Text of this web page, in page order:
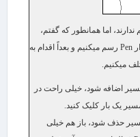
اما همانطور که گفتم،
فعلا یک نمای کلی از آن را با ابزار Pen رسم می​کنیم و بعداً اقدام به
می​کنیم.
اضافه شود، خیلی راحت در
یک بار کلیک کنید.
حذف شود، باز هم خیلی